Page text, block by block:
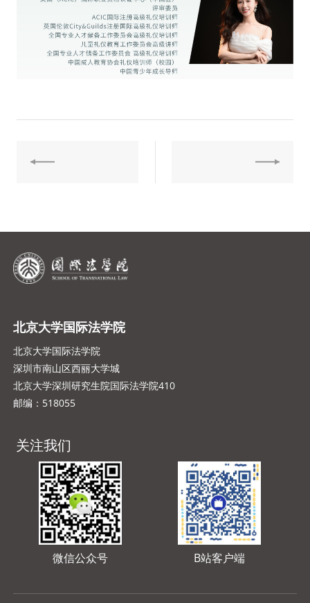
北京大学国际法学院
北京大学国际法学院
深圳市南山区西丽大学城
北京大学深圳研究生院国际法学院410
邮编：518055
关注我们
微信公众号 B站客户端